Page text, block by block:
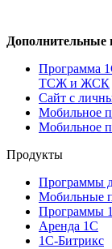
Программа
ТСЖ и ЖСК
Сайт с
Мобильное
Мобильное
Продукты
Программы
Мобильные
Программы
Аренда 1С
1С-Битрикс